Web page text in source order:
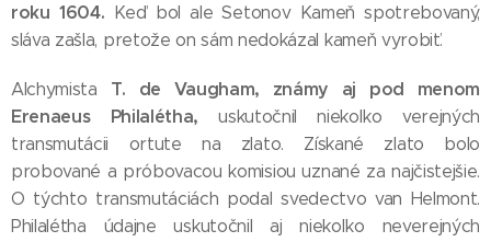
roku 1604. Keď bol ale Setonov Kameň spotrebovaný,
sláva zašla, pretože on sám nedokázal kameň vyrobiť.
Alchymista T. de Vaugham, známy aj pod menom
Erenaeus Philalétha, uskutočnil niekoľko verejných
transmutácii ortute na zlato. Získané zlato bolo
probované a próbovacou komisiou uznané za najčistejšie.
O týchto transmutáciách podal svedectvo van Helmont.
Philalétha údajne uskutočnil aj niekoľko neverejných